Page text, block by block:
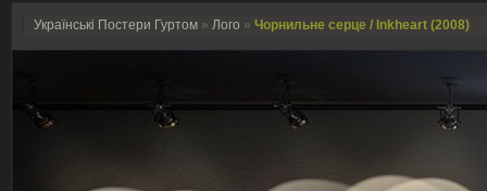
Українські Постери Гуртом » Лого » Чорнильне серце / Inkheart (2008)